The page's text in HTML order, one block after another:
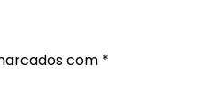
com *